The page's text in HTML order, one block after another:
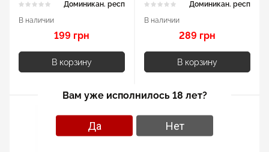
Доминикан. респ
В наличии
199 грн
В корзину
Доминикан. респ
В наличии
289 грн
В корзину
Вам уже исполнилось 18 лет?
Да Нет